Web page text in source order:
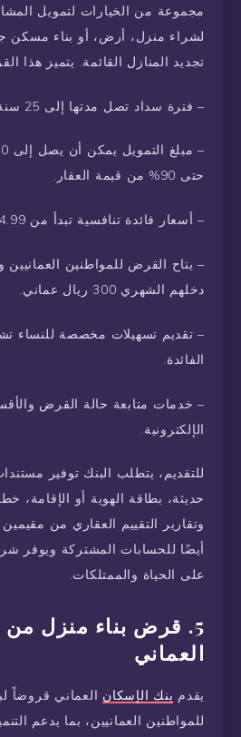
مجموعة من الخيارات لتمويل
لشراء منزل، أرض، أو بناء مسكن
تجديد المنازل القائمة. يتميز هذا
– فترة سداد تصل مدتها إلى 25 سنة.
حتى 90% من قيمة العقار.
– أسعار فائدة تنافسية تبدأ من 4.99%.
– يتاح القرض للمواطنين العمانيين
دخلهم الشهري 300 ريال عماني.
– تقديم تسهيلات مخصصة للنساء
الفائدة.
– خدمات متابعة حالة القرض
الإلكترونية.
للتقديم، يتطلب البنك توفير
حديثة، بطاقة الهوية أو الإقامة،
وتقارير التقييم العقاري من
أيضًا للحسابات المشتركة ويوفر
على الحياة والممتلكات.
5. قرض بناء منزل من
العماني
يقدم بنك الإسكان العماني قروضاً
للمواطنين العمانيين، بما يدعم